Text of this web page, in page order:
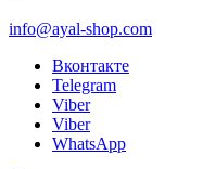
info@ayal-shop.com
Вконтакте
Telegram
Viber
Viber
WhatsApp